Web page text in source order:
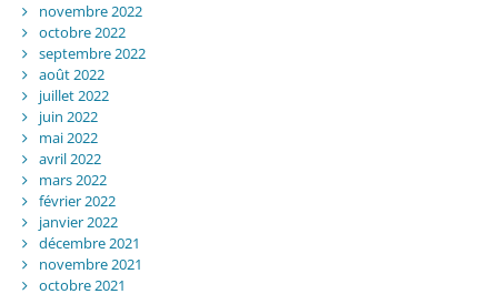
novembre 2022
octobre 2022
septembre 2022
août 2022
juillet 2022
juin 2022
mai 2022
avril 2022
mars 2022
février 2022
janvier 2022
décembre 2021
novembre 2021
octobre 2021